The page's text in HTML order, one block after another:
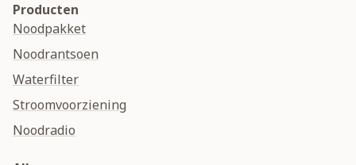
Producten
Noodpakket
Noodrantsoen
Waterfilter
Stroomvoorziening
Noodradio